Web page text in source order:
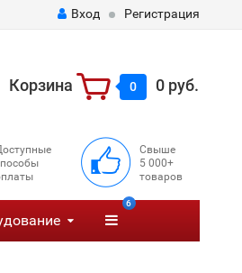
Вход Регистрация
Корзина 0 0 руб.
Свыше
5 000+
товаров
6